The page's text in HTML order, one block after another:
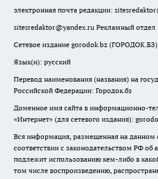
электронная почта редакции:
sitesredaktor@yandex.ru Рекламный отдел
Сетевое издание gorodok.bz (ГОРОДОК.БЗ)
Язык(и): русский
Перевод наименования (названия) на
Российской Федерации: Городок.бз
Доменное имя сайта в информационно-
«Интернет» (для сетевого издания):
Вся информация, размещенная на данном
соответствии с законодательством РФ об
подлежит использованию кем-либо в
том числе воспроизведению,